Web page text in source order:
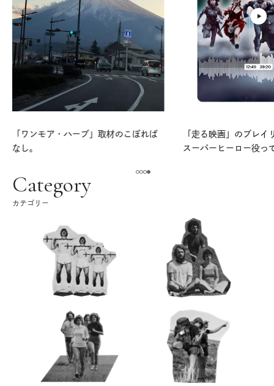
「ワンモア・ハーブ」取材のこぼれば
なし。
「走る映画」のプレイ
スーパーヒーロー役っ
Category
カテゴリー